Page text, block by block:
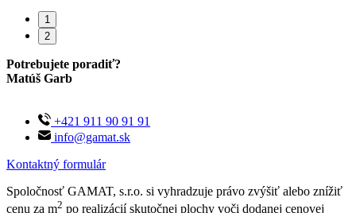
1
2
Potrebujete poradiť?
Matúš Garb
+421 911 90 91 91
info@gamat.sk
Kontaktný formulár
Spoločnosť GAMAT, s.r.o. si vyhradzuje právo zvýšiť alebo znížiť
cenu za m2 po realizácií skutočnej plochy voči dodanej cenovej